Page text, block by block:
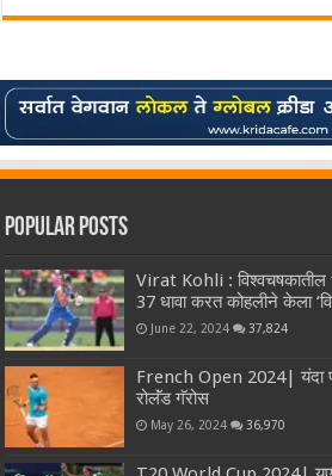
Popular Posts
Virat Kohli : विश्वचषकातील
37 धावा करत कोहलीने केला
June 22, 2024 37,824
French Open 2024| यंदा
रोलॅंड गॅरोस
May 26, 2024 36,970